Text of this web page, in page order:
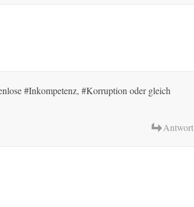
#Inkompetenz, #Korruption oder gleich
Antwort